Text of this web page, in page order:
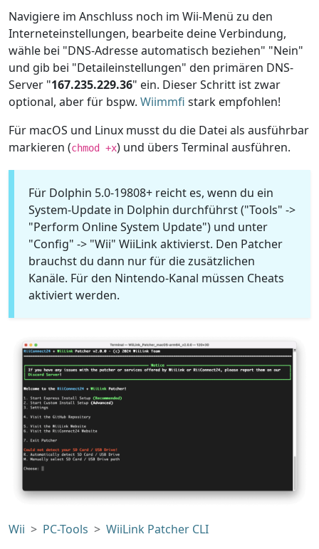
Navigiere im Anschluss noch im Wii-Menü zu den
Interneteinstellungen, bearbeite deine Verbindung,
wähle bei "DNS-Adresse automatisch beziehen" "Nein"
und gib bei "Detaileinstellungen" den primären DNS-
Server "167.235.229.36" ein. Dieser Schritt ist zwar
optional, aber für bspw. Wiimmfi stark empfohlen!
Für macOS und Linux musst du die Datei als ausführbar
markieren (chmod +x) und übers Terminal ausführen.
Für Dolphin 5.0-19808+ reicht es, wenn du ein
System-Update in Dolphin durchführst ("Tools" ->
"Perform Online System Update") und unter
"Config" -> "Wii" WiiLink aktivierst. Den Patcher
brauchst du dann nur für die zusätzlichen
Kanäle. Für den Nintendo-Kanal müssen Cheats
aktiviert werden.
Wii PC-Tools WiiLink Patcher CLI